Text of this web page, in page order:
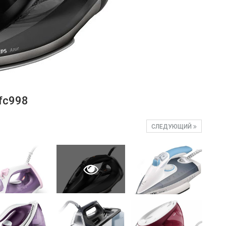
СЛЕДУЮЩИЙ